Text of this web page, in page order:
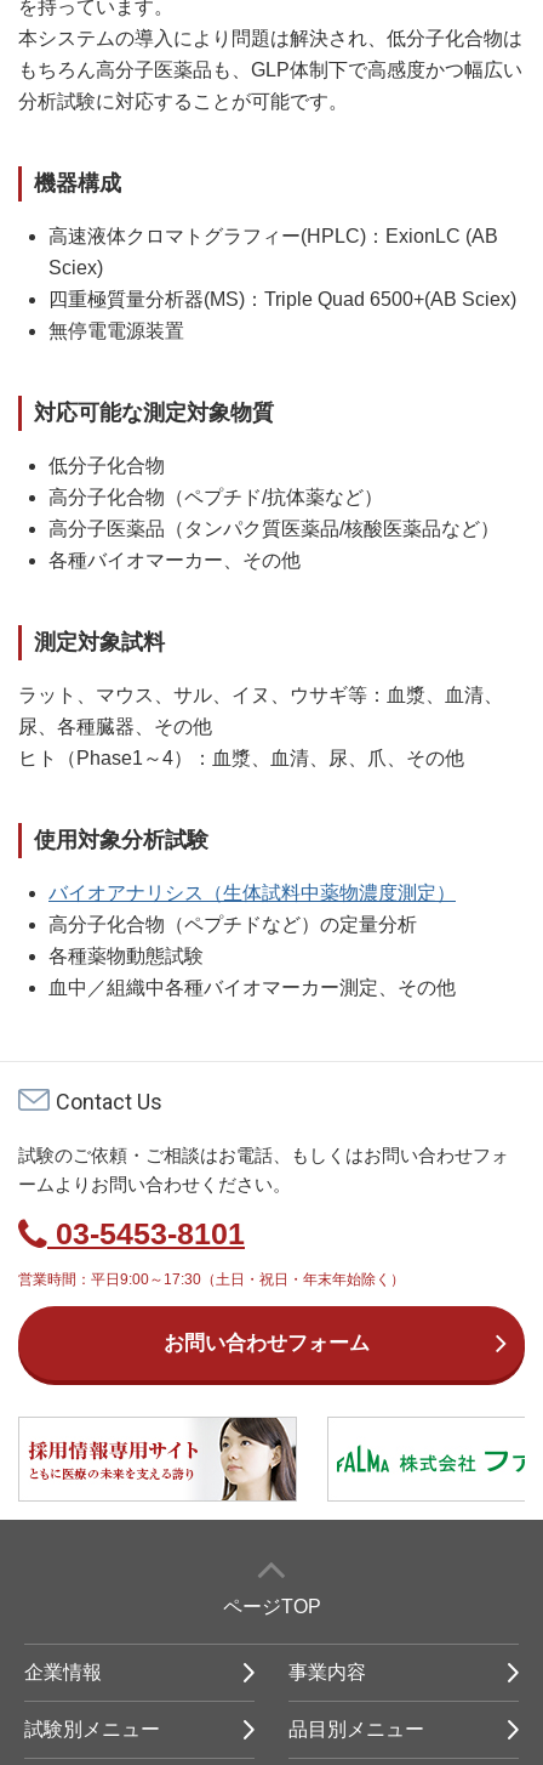
を持っています。
本システムの導入により問題は解決され、低分子化合物は
もちろん高分子医薬品も、GLP体制下で高感度かつ幅広い
分析試験に対応することが可能です。
機器構成
高速液体クロマトグラフィー(HPLC)：ExionLC (AB
Sciex)
四重極質量分析器(MS)：Triple Quad 6500+(AB Sciex)
無停電電源装置
対応可能な測定対象物質
低分子化合物
高分子化合物（ペプチド/抗体薬など）
高分子医薬品（タンパク質医薬品/核酸医薬品など）
各種バイオマーカー、その他
測定対象試料
ラット、マウス、サル、イヌ、ウサギ等：血漿、血清、
尿、各種臓器、その他
ヒト（Phase1～4）：血漿、血清、尿、爪、その他
使用対象分析試験
バイオアナリシス（生体試料中薬物濃度測定）
高分子化合物（ペプチドなど）の定量分析
各種薬物動態試験
血中／組織中各種バイオマーカー測定、その他
Contact Us
試験のご依頼・ご相談はお電話、もしくはお問い合わせフォ
ームよりお問い合わせください。
03-5453-8101
営業時間：平日9:00～17:30（土日・祝日・年末年始除く）
お問い合わせフォーム
ページTOP
企業情報 事業内容
試験別メニュー 品目別メニュー